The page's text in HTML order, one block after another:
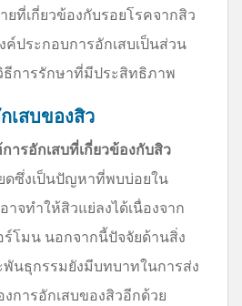
ที่เกี่ยวข้องกับรอยโรคจากสิว
ค์ประกอบการอักเสบเป็นส่วน
การรักษาที่มีประสิทธิภาพ
เสบของสิว
ารอักเสบที่เกี่ยวข้องกับสิว
ดซึ่งเป็นปัญหาที่พบบ่อยใน
จทำให้สิวแย่ลงได้เนื่องจาก
โมน นอกจากนี้ปัจจัยด้านสิ่ง
นธุกรรมยังมีบทบาทในการส่ง
การอักเสบของสิวอีกด้วย